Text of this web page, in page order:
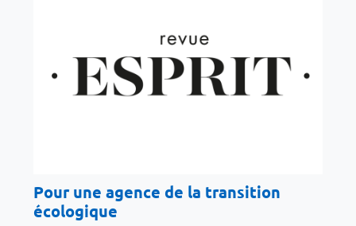
Pour une agence de la transition
écologique